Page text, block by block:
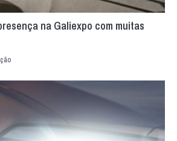
na Galiexpo com muitas